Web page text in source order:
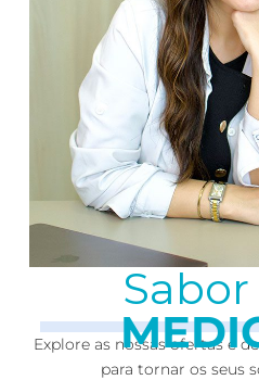
Sabor
Explore as nossas ofertas e
para tornar os seus